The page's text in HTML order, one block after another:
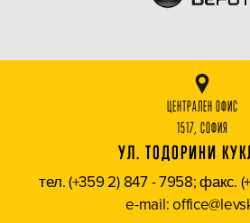
ЦЕНТРАЛЕН ОФИС
1517, СОФИЯ
УЛ. ТОДОРИНИ
тел. (+359 2) 847 - 7958; факс.
e-mail: